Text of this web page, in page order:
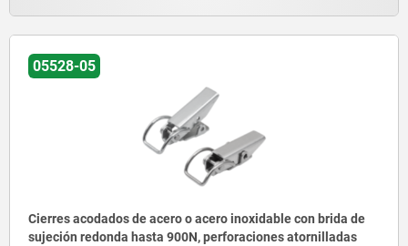
05528-05
Cierres acodados de acero o acero inoxidable con brida de
sujeción redonda hasta 900N, perforaciones atornilladas